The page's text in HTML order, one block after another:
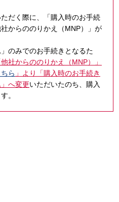
だく際に、「購入時のお手続
からののりかえ（MNP）」が
のみでのお手続きとなるた
社からののりかえ（MNP）」
ちら 」より「購入時のお手続き
へ変更いただいたのち、購入
。